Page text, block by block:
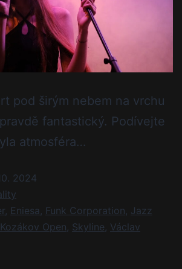
pod širým nebem na vrchu
fantastický. Podívejte
atmosféra…
2024
Eniesa Funk Corporation Jazz
Kozákov Open Skyline Václav